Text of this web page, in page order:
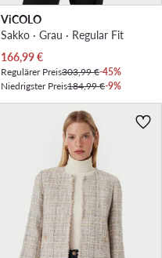
ViCOLO
Sakko · Grau · Regular Fit
Aktueller Preis
166,99€
Regulärer Preis303,99 €-45%
Niedrigster Preis184,99 €-9%